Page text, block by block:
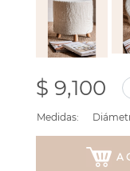
$ 9,100
Medidas: